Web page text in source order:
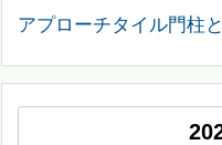
アプローチタイル門柱